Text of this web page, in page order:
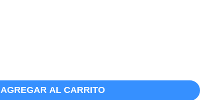
AGREGAR AL CARRITO